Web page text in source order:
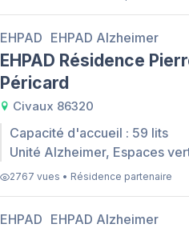
EHPAD EHPAD Alzheimer
EHPAD Résidence
Péricard
Civaux 86320
Capacité d'accueil : 59 lits
Unité Alzheimer, Espaces
2767 vues • Résidence partenaire
EHPAD EHPAD Alzheimer